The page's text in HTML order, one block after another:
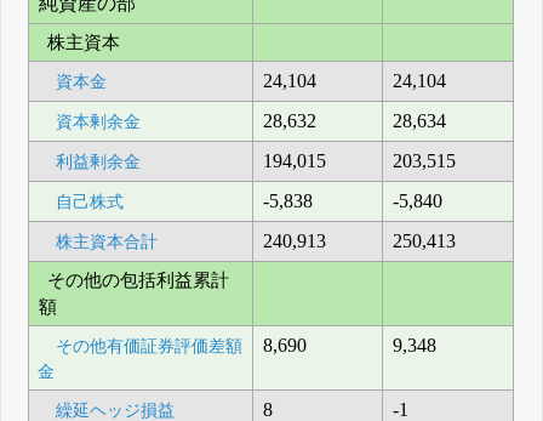
株主資本
資本金 24,104 24,104
資本剰余金 28,632 28,634
利益剰余金 194,015 203,515
自己株式 -5,838 -5,840
株主資本合計 240,913
250,413
その他の包括利益累計
額
その他有価証券評価差額
金
8,690 9,348
繰延ヘッジ損益 8 -1